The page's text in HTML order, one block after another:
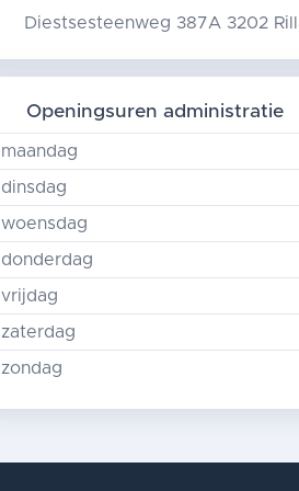
Diestsesteenweg 387A 3202
Openingsuren administratie
maandag
dinsdag
woensdag
donderdag
vrijdag
zaterdag
zondag